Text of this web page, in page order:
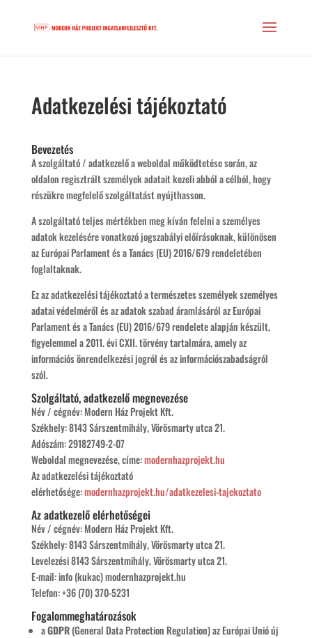
Adatkezelési tájékoztató
Bevezetés
A szolgáltató / adatkezelő a weboldal működtetése során, az
oldalon regisztrált személyek adatait kezeli abból a célból, hogy
részükre megfelelő szolgáltatást nyújthasson.
A szolgáltató teljes mértékben meg kíván felelni a személyes
adatok kezelésére vonatkozó jogszabályi előírásoknak, különösen
az Európai Parlament és a Tanács (EU) 2016/679 rendeletében
foglaltaknak.
Ez az adatkezelési tájékoztató a természetes személyek személyes
adatai védelméről és az adatok szabad áramlásáról az Európai
Parlament és a Tanács (EU) 2016/679 rendelete alapján készült,
figyelemmel a 2011. évi CXII. törvény tartalmára, amely az
információs önrendelkezési jogról és az információszabadságról
szól.
Szolgáltató, adatkezelő megnevezése
Név / cégnév: Modern Ház Projekt Kft.
Székhely: 8143 Sárszentmihály, Vörösmarty utca 21.
Adószám: 29182749-2-07
Weboldal megnevezése, címe:modernhazprojekt.hu
Az adatkezelési tájékoztató
elérhetősége:modernhazprojekt.hu/adatkezelesi-tajekoztato
Az adatkezelő elérhetőségei
Név / cégnév: Modern Ház Projekt Kft.
Székhely: 8143 Sárszentmihály, Vörösmarty utca 21.
Levelezési 8143 Sárszentmihály, Vörösmarty utca 21.
E-mail: info (kukac) modernhazprojekt.hu
Telefon: +36 (70) 370-5231
Fogalommeghatározások
aGDPR(General Data Protection Regulation) az Európai Unió új